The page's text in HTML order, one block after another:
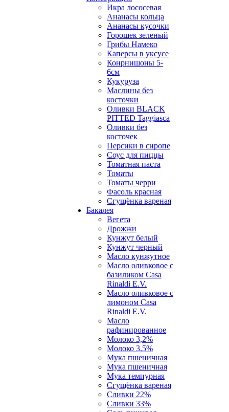
Икра лососевая
Ананасы кольца
Ананасы кусочки
Горошек зеленый
Грибы Намеко
Каперсы в уксусе
Конрнишоны 5-
6см
Кукуруза
Маслины без
косточки
Оливки BLACK
PITTED Taggiasca
Оливки без
косточек
Персики в сиропе
Соус для пиццы
Томатная паста
Томаты
Томаты черри
Фасоль красная
Сгущёнка вареная
Бакалея
Вегета
Дрожжи
Кунжут белый
Кунжут черный
Масло кунжутное
Масло оливковое с
базиликом Casa
Rinaldi E.V.
Масло оливковое с
лимоном Casa
Rinaldi E.V.
Масло
рафинированное
Молоко 3,2%
Молоко 3,5%
Мука пшеничная
Мука пшеничная
Мука темпурная
Сгущёнка вареная
Сливки 22%
Сливки 33%